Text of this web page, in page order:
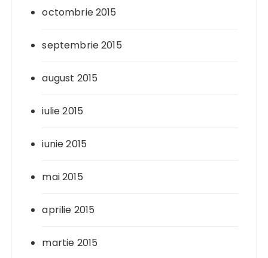
octombrie 2015
septembrie 2015
august 2015
iulie 2015
iunie 2015
mai 2015
aprilie 2015
martie 2015